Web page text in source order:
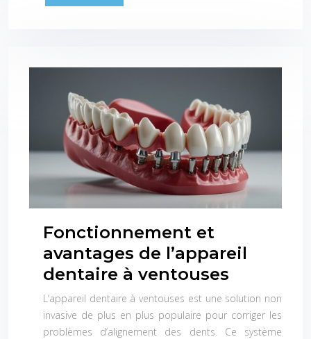
Fonctionnement et
avantages de l’appareil
dentaire à ventouses
L’appareil dentaire à ventouses est une solution non
invasive de plus en plus populaire pour corriger les
problèmes d’alignement des dents. Ce système